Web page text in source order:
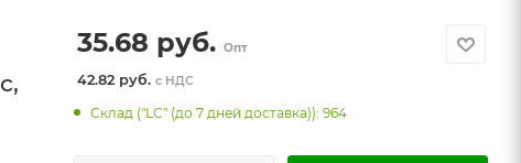
35.68 руб. Опт
42.82 руб.с НДС
Склад ("LC" (до 7 дней доставка)): 964